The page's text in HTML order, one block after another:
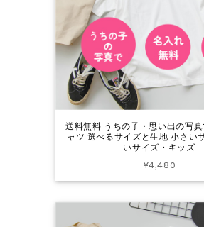
送料無料 うちの子・思い出の写
ャツ 選べるサイズと生地 小さい
いサイズ・キッズ
¥4,480